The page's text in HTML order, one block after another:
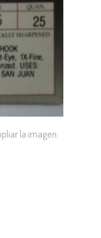
la imagen